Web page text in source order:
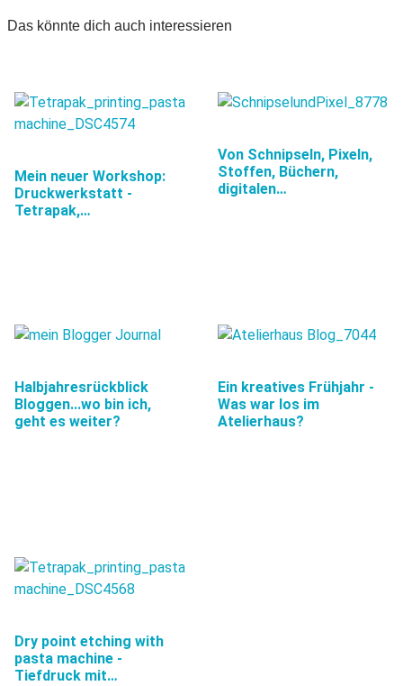
Das könnte dich auch interessieren
Mein neuer Workshop:
Druckwerkstatt -
Tetrapak,…
Von Schnipseln, Pixeln,
Stoffen, Büchern,
digitalen…
Halbjahresrückblick
Bloggen...wo bin ich,
geht es weiter?
Ein kreatives Frühjahr -
Was war los im
Atelierhaus?
Dry point etching with
pasta machine -
Tiefdruck mit…